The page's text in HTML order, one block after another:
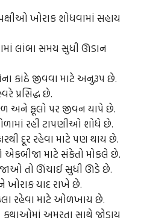
ખોરાક શોધવામાં સહાય
લાંબા સમય સુધી ઊડાન
કાંઠે જીવવા માટે અનુરૂપ છે.
પ્રસિદ્ધ છે.
ફળ અને ફૂલો પર જીવન યાપે છે.
રહી ટાપણીઓ શોધે છે.
દૂર રહેવા માટે પણ થાય છે.
એકબીજા માટે સંકેતો મોકલે છે.
જાઓ તો ઊંચાઈ સુધી ઊડે છે.
યાદ રાખે છે.
રહેવા માટે ઓળખાય છે.
કથાઓમાં અમરતા સાથે જોડાય